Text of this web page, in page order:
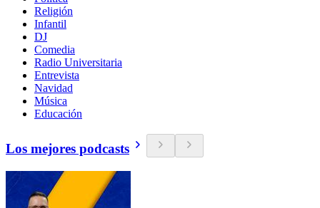
Religión
Infantil
DJ
Comedia
Radio Universitaria
Entrevista
Navidad
Música
Educación
Los mejores podcasts